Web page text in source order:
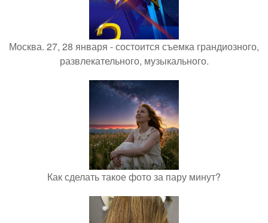
Москва. 27, 28 января - состоится съемка грандиозного,
развлекательного, музыкального.
Как сделать такое фото за пару минут?